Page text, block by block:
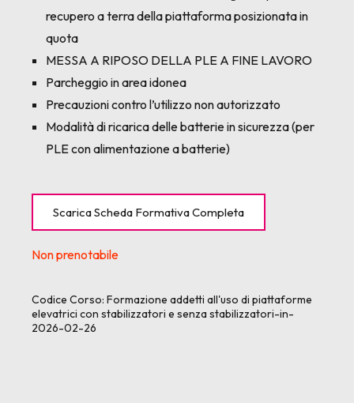
recupero a terra della piattaforma posizionata in
quota
MESSA A RIPOSO DELLA PLE A FINE LAVORO
Parcheggio in area idonea
Precauzioni contro l’utilizzo non autorizzato
Modalità di ricarica delle batterie in sicurezza (per
PLE con alimentazione a batterie)
Scarica Scheda Formativa Completa
Non prenotabile
Codice Corso: Formazione addetti all'uso di piattaforme
elevatrici con stabilizzatori e senza stabilizzatori-in-
2026-02-26